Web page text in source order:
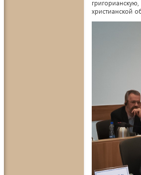
григорианскую,
христианской